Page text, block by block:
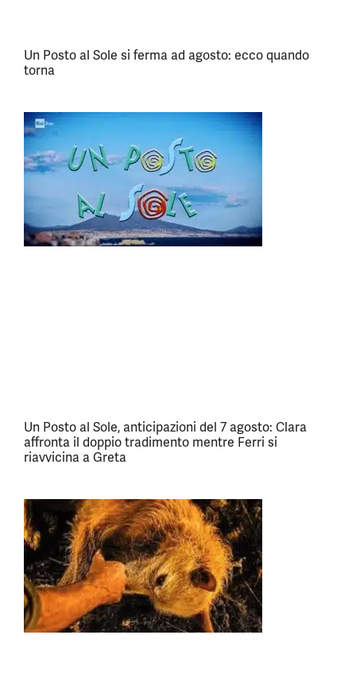
Un Posto al Sole si ferma ad agosto: ecco quando
torna
Un Posto al Sole, anticipazioni del 7 agosto: Clara
affronta il doppio tradimento mentre Ferri si
riavvicina a Greta